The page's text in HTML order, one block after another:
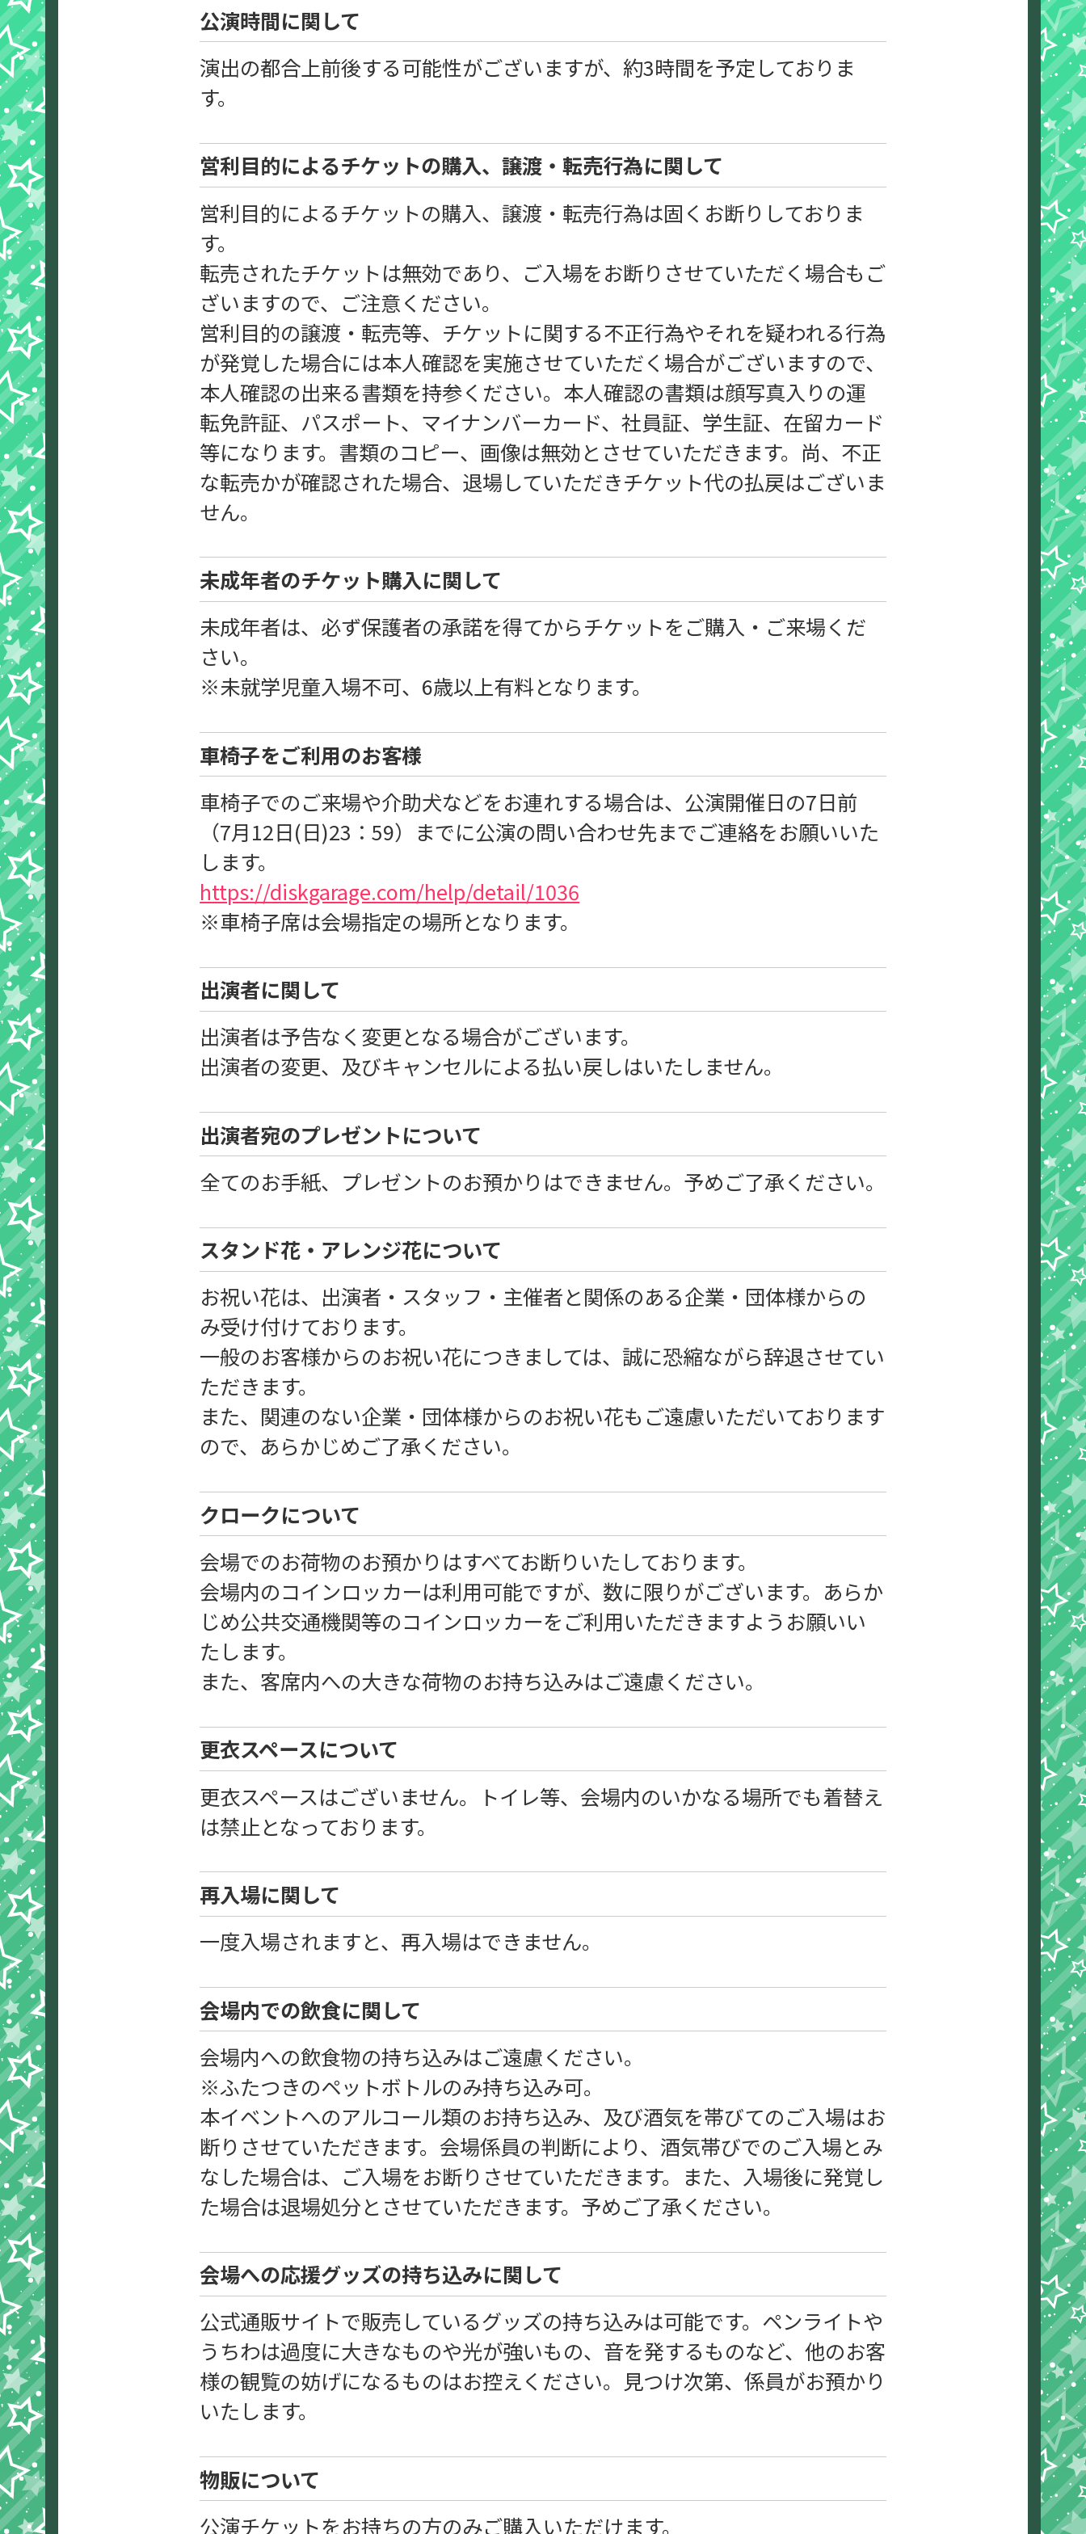
公演時間に関して
演出の都合上前後する可能性がございますが、約3時間を予定しておりま
す。
営利目的によるチケットの購入、譲渡・転売行為に関して
営利目的によるチケットの購入、譲渡・転売行為は固くお断りしておりま
す。
転売されたチケットは無効であり、ご入場をお断りさせていただく場合もご
ざいますので、ご注意ください。
営利目的の譲渡・転売等、チケットに関する不正行為やそれを疑われる行為
が発覚した場合には本人確認を実施させていただく場合がございますので、
本人確認の出来る書類を持参ください。本人確認の書類は顔写真入りの運
転免許証、パスポート、マイナンバーカード、社員証、学生証、在留カード
等になります。書類のコピー、画像は無効とさせていただきます。尚、不正
な転売かが確認された場合、退場していただきチケット代の払戻はございま
せん。
未成年者のチケット購入に関して
未成年者は、必ず保護者の承諾を得てからチケットをご購入・ご来場くだ
さい。
※未就学児童入場不可、6歳以上有料となります。
車椅子をご利用のお客様
車椅子でのご来場や介助犬などをお連れする場合は、公演開催日の7日前
（7月12日(日)23：59）までに公演の問い合わせ先までご連絡をお願いいた
します。
https://diskgarage.com/help/detail/1036
※車椅子席は会場指定の場所となります。
出演者に関して
出演者は予告なく変更となる場合がございます。
出演者の変更、及びキャンセルによる払い戻しはいたしません。
出演者宛のプレゼントについて
全てのお手紙、プレゼントのお預かりはできません。予めご了承ください。
スタンド花・アレンジ花について
お祝い花は、出演者・スタッフ・主催者と関係のある企業・団体様からの
み受け付けております。
一般のお客様からのお祝い花につきましては、誠に恐縮ながら辞退させてい
ただきます。
また、関連のない企業・団体様からのお祝い花もご遠慮いただいております
ので、あらかじめご了承ください。
クロークについて
会場でのお荷物のお預かりはすべてお断りいたしております。
会場内のコインロッカーは利用可能ですが、数に限りがございます。あらか
じめ公共交通機関等のコインロッカーをご利用いただきますようお願いい
たします。
また、客席内への大きな荷物のお持ち込みはご遠慮ください。
更衣スペースについて
更衣スペースはございません。トイレ等、会場内のいかなる場所でも着替え
は禁止となっております。
再入場に関して
一度入場されますと、再入場はできません。
会場内での飲食に関して
会場内への飲食物の持ち込みはご遠慮ください。
※ふたつきのペットボトルのみ持ち込み可。
本イベントへのアルコール類のお持ち込み、及び酒気を帯びてのご入場はお
断りさせていただきます。会場係員の判断により、酒気帯びでのご入場とみ
なした場合は、ご入場をお断りさせていただきます。また、入場後に発覚し
た場合は退場処分とさせていただきます。予めご了承ください。
会場への応援グッズの持ち込みに関して
公式通販サイトで販売しているグッズの持ち込みは可能です。ペンライトや
うちわは過度に大きなものや光が強いもの、音を発するものなど、他のお客
様の観覧の妨げになるものはお控えください。見つけ次第、係員がお預かり
いたします。
物販について
公演チケットをお持ちの方のみご購入いただけます。